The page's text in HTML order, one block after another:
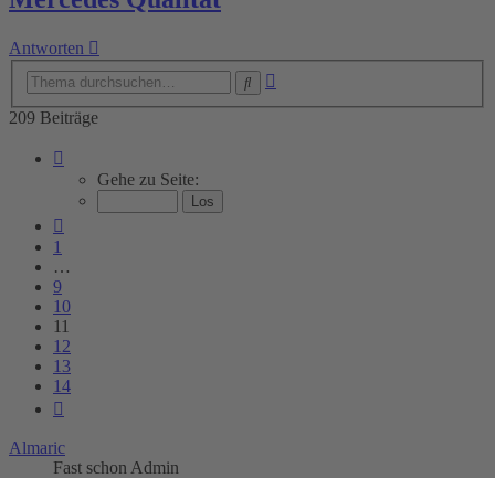
Antworten
209 Beiträge
von
Gehe zu Seite:
1
…
9
10
11
12
13
14
Almaric
Fast schon Admin